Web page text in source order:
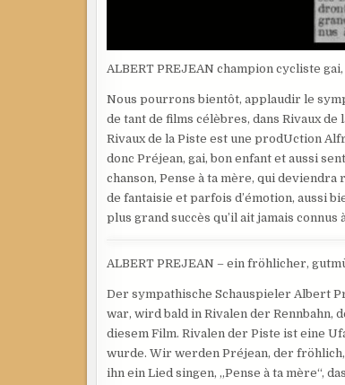
ALBERT PREJEAN champion cycliste
Nous pourrons bientôt, applaudir le
de tant de films célèbres, dans Rivaux
Rivaux de la Piste est une prodUction
donc Préjean, gai, bon enfant et aussi
chanson, Pense à ta mère, qui
de fantaisie et parfois d’émotion, aussi
plus grand succès qu’il ait jamais connus
ALBERT PREJEAN – ein fröhlicher,
Der sympathische Schauspieler Albert
war, wird bald in Rivalen der Rennbahn,
diesem Film. Rivalen der Piste ist eine
wurde. Wir werden Préjean, der
ihn ein Lied singen, „Pense à ta mère“,